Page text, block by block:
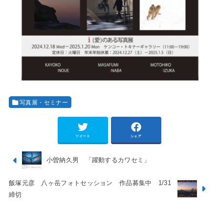
写真展・セミナー
ツイート シェア
小曽納久男 「躍動するカワセミ」
飯塚元彦 八ヶ岳フォトセッション 作品募集中 1/31
締切